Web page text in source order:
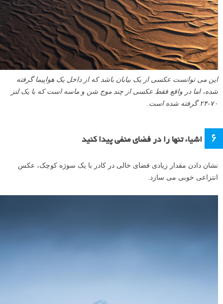
این می توانست عکسی از یک بیابان باشد که از داخل یک هواپیما گرفته
شده، اما در واقع فقط عکسی از چند موج شن و ماسه است که با یک لنز
۷۰-۲۴ گرفته شده است.
۶ اشیاء تنها را در فضای منفی پیدا کنید
نشان دادن مقدار زیادی فضای خالی در کادر با یک سوژه کوچک، عکس
انتزاعی خوبی می سازد.